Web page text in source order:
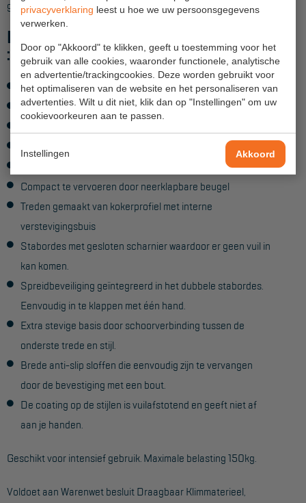
privacyverklaring leest u hoe we uw persoonsgegevens
verwerken.
Door op "Akkoord" te klikken, geeft u toestemming voor het
gebruik van alle cookies, waaronder functionele, analytische
en advertentie/trackingcookies. Deze worden gebruikt voor
het optimaliseren van de website en het personaliseren van
advertenties. Wilt u dit niet, klik dan op "Instellingen" om uw
cookievoorkeuren aan te passen.
Instellingen Akkoord
Wet- en regelgeving
Garantie
Algemene voorwaarden
Webshop voorwaarden
gebruik waar we 10 jaar fabrieksgarantie op geven.
Kenmerken Sky-Line dubbele trappen
:
Leverbaar in verschillende hoogtes. Max. werkhoogte 4,5m.
2-zijdig oploopbaar
Duurzaam ontwerp met robuuste stijlen en treden
Compact te vervoeren door neerklapbare beugel
Treden gemaakt van kokerprofiel met interne
verstevigingsbuis
Stabordes met gesloten scharnier waardoor er geen vuil in
kan komen.
Spreidbeveiliging geïntegreerd in het dubbele stabordes.
Eenvoudig in te klappen met één hand.
Extra stevige basis door schoorverbinding tussen de
onderste trede en stijl.
Brede anti-slip sloffen die eenvoudig zijn te vervangen
door de bevestiging met een bout.
De coating op de stijlen is vuilafstotend en geeft niet af
aan je handen.
Geschikt voor intensief gebruik. Maximale belasting 150kg.
Voldoet aan Warenwet besluit Draagbaar Klimmaterieel,